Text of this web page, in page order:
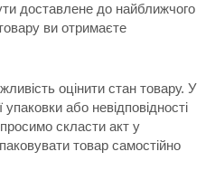
доставлене до найближчого
ви отримаєте
оцінити стан товару. У
або невідповідності
скласти акт у
товар самостійно